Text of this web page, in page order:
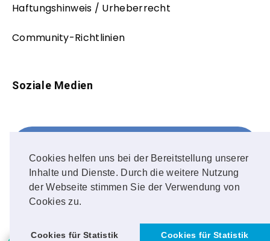
Cookies helfen uns bei der Bereitstellung unserer
Inhalte und Dienste. Durch die weitere Nutzung
der Webseite stimmen Sie der Verwendung von
Cookies zu.
Cookies für Statistik Cookies für Statistik
Haftungshinweis / Urheberrecht
Community-Richtlinien
Soziale Medien
FOLLOW ME!
Instagram
OUR PHOTOS!